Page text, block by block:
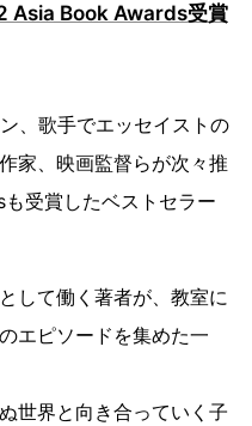
Asia Book Awards受賞
、歌手でエッセイストの
家、映画監督らが次々推
受賞したベストセラー
して働く著者が、教室に
エピソードを集めた一
世界と向き合っていく子